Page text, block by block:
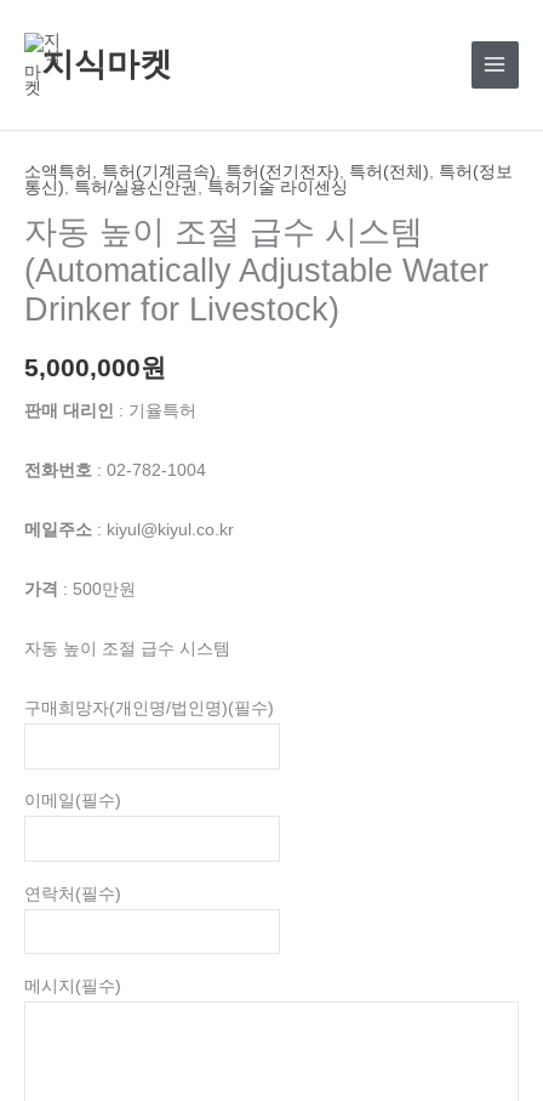
건
지식마켓
소액특허 , 특허(기계금속), 특허(전기전자), 특허(전체), 특허(정보
통신), 특허/실용신안권 , 특허기술 라이센싱
자동 높이 조절 급수 시스템
(Automatically Adjustable Water
Drinker for Livestock)
5,000,000원
판매 대리인 : 기율특허
전화번호 : 02-782-1004
메일주소 : kiyul@kiyul.co.kr
가격 : 500만원
자동 높이 조절 급수 시스템
구매희망자(개인명/법인명)(필수)
이메일 (필수)
연락처 (필수)
메시지 (필수)